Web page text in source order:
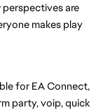
perspectives are
makes play
for EA Connect,
party, voip, quick